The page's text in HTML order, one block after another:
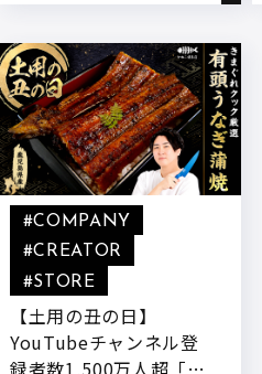
『とろ～りヤンニョムチ
ーズ』付きコラボ商品が
登場
【土用の丑の日】
YouTubeチャンネル登
録者数1,500万人超「き
#COMPANY
#CREATOR
#STORE